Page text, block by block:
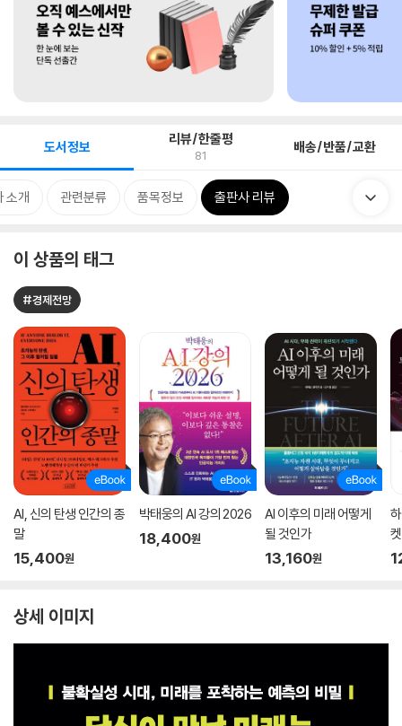
도서정보 리뷰/한줄평
81 배송/반품/교환
소개 관련분류 품목정보 출판사 리뷰
이 상품의 태그
#경제전망
AI, 신의 탄생 인간의 종
말
15,400원
박태웅의 AI 강의 2026
18,400원
AI 이후의 미래 어떻게
될 것인가
13,160원
상세 이미지